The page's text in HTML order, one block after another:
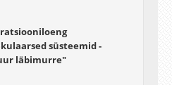
süsteemid -
läbimurre"